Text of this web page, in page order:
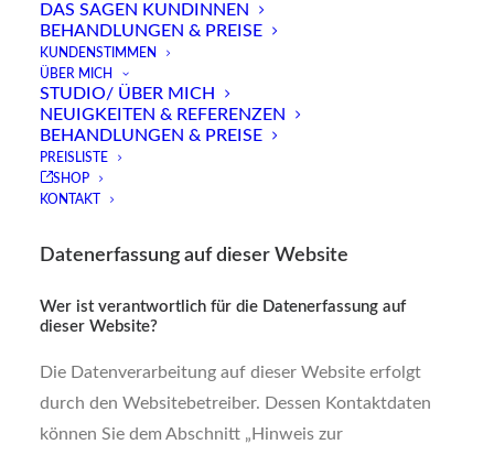
DAS SAGEN KUNDINNEN
BEHANDLUNGEN & PREISE
KUNDENSTIMMEN
ÜBER MICH
STUDIO/ ÜBER MICH
NEUIGKEITEN & REFERENZEN
BEHANDLUNGEN & PREISE
PREISLISTE
SHOP
KONTAKT
Überblick darüber, was mit Ihren personenbezogenen
Daten passiert, wenn Sie diese Website besuchen.
Personenbezogene Daten sind alle Daten, mit denen
Sie persönlich identifiziert werden können.
Ausführliche Informationen zum Thema Datenschutz
entnehmen Sie unserer unter diesem Text
aufgeführten Datenschutzerklärung.
Datenerfassung auf dieser Website
Wer ist verantwortlich für die Datenerfassung auf
dieser Website?
Die Datenverarbeitung auf dieser Website erfolgt
durch den Websitebetreiber. Dessen Kontaktdaten
können Sie dem Abschnitt „Hinweis zur